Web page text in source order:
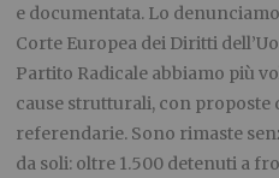
e documentata. Lo
Corte Europea dei Diritti
Partito Radicale abbiamo più
cause strutturali, con proposte
referendarie. Sono rimaste
da soli: oltre 1.500 detenuti a